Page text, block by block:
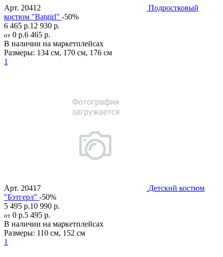
Арт. 20412
Подростковый
костюм "Batgirl" -50%
6 465 р.12 930 р.
от 0 р.6 465 р.
В наличии на маркетплейсах
Размеры: 134 см, 170 см, 176 см
1
Арт. 20417
Детский костюм
"Бэтгерл" -50%
5 495 р.10 990 р.
от 0 р.5 495 р.
В наличии на маркетплейсах
Размеры: 110 см, 152 см
1